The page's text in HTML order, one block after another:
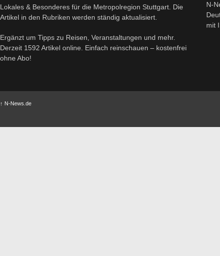
Lokales & Besonderes für die Metropolregion Stuttgart. Die
Artikel in den Rubriken werden ständig aktualisiert.
Ergänzt um Tipps zu Reisen, Veranstaltungen und mehr.
Derzeit 1592 Artikel online. Einfach reinschauen – kostenfrei
ohne Abo!
N-
mit
↑ N-News.de